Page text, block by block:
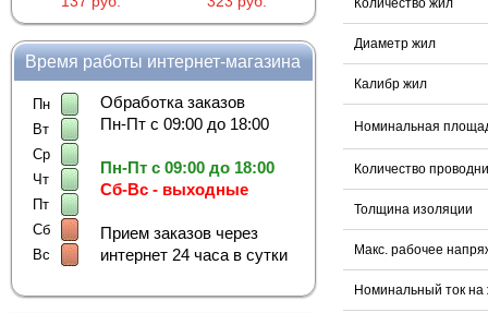
Время работы интернет-магазина
Пн
Вт
Ср
Чт
Пт
Сб
Вс
Обработка заказов
Пн-Пт с 09:00 до 18:00
Пн-Пт с 09:00 до 18:00
Сб-Вс - выходные
Прием заказов через
интернет 24 часа в сутки
Количество жил
Диаметр жил
Калибр жил
Номинальная
Количество
Толщина изоляции
Макс. рабочее
Номинальный ток на